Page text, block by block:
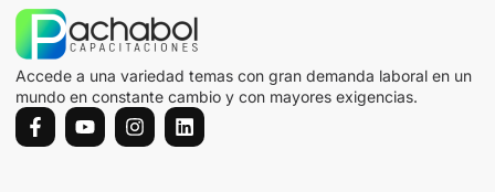
Accede a una variedad temas con gran demanda laboral en un
mundo en constante cambio y con mayores exigencias.